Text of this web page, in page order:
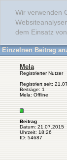
Wir verwenden
dem Einsatz
Einzelnen Beitrag
Mela
Registrierter Nutzer
Registriert seit:
Beiträge: 1
Mela: Offline
Beitrag
Datum: 21.07.2015
Uhrzeit: 18:26
ID: 54687